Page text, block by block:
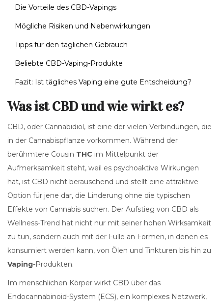
Die Vorteile des CBD-Vapings
Mögliche Risiken und Nebenwirkungen
Tipps für den täglichen Gebrauch
Beliebte CBD-Vaping-Produkte
Fazit: Ist tägliches Vaping eine gute Entscheidung?
Was ist CBD und wie wirkt es?
CBD, oder Cannabidiol, ist eine der vielen Verbindungen, die
in der Cannabispflanze vorkommen. Während der
berühmtere Cousin THC im Mittelpunkt der
Aufmerksamkeit steht, weil es psychoaktive Wirkungen
hat, ist CBD nicht berauschend und stellt eine attraktive
Option für jene dar, die Linderung ohne die typischen
Effekte von Cannabis suchen. Der Aufstieg von CBD als
Wellness-Trend hat nicht nur mit seiner hohen Wirksamkeit
zu tun, sondern auch mit der Fülle an Formen, in denen es
konsumiert werden kann, von Ölen und Tinkturen bis hin zu
Vaping-Produkten.
Im menschlichen Körper wirkt CBD über das
Endocannabinoid-System (ECS), ein komplexes Netzwerk,